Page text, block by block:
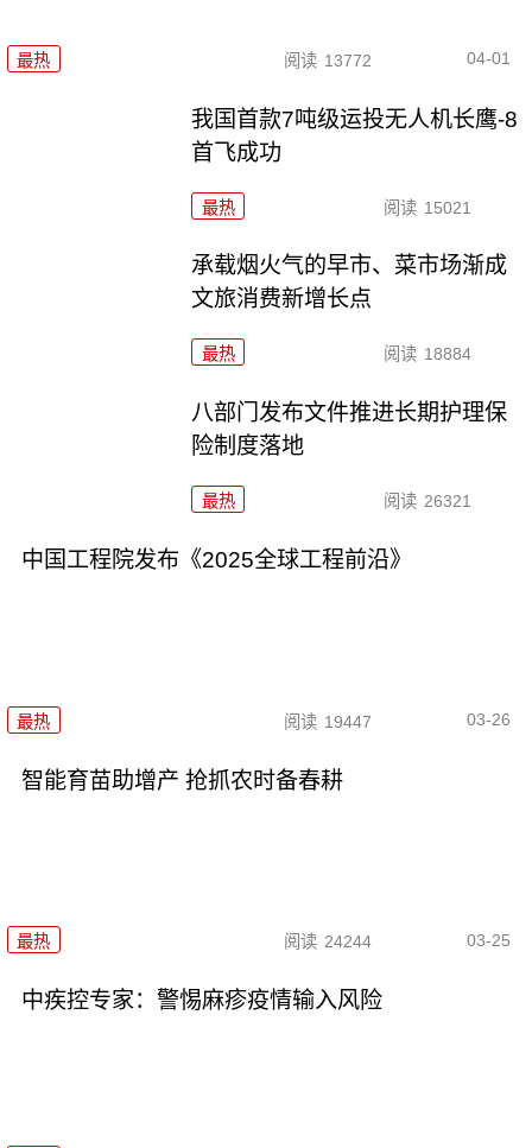
最热 阅读 13772 04-01
我国首款7吨级运投无人机长鹰-8
首飞成功
最热 阅读 15021
承载烟火气的早市、菜市场渐成
文旅消费新增长点
最热 阅读 18884
八部门发布文件推进长期护理保
险制度落地
最热 阅读 26321
中国工程院发布《2025全球工程前沿》
最热 阅读 19447 03-26
智能育苗助增产 抢抓农时备春耕
最热 阅读 24244 03-25
中疾控专家：警惕麻疹疫情输入风险